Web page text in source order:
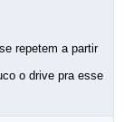
repetem a partir
o drive pra esse